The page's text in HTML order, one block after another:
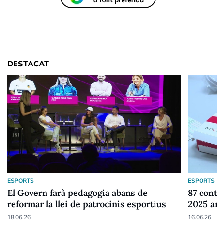
DESTACAT
ESPORTS
El Govern farà pedagogia abans de
reformar la llei de patrocinis esportius
18.06.26
ESPORTS
87
2025
16.06.26